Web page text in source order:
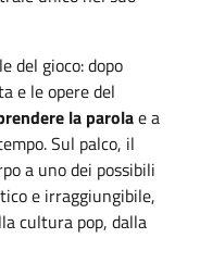
del gioco: dopo
e le opere del
la parolae a
Sul palco, il
a uno dei possibili
e irraggiungibile,
cultura pop, dalla